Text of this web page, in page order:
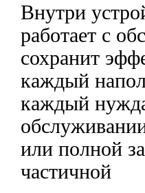
Внутри
работает с
сохранит
каждый
каждый
или полной
частичной